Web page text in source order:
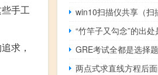
手工
求，
win10扫描仪共享（扫
“竹竿子又勾念”的出处
GRE考试全都是选择